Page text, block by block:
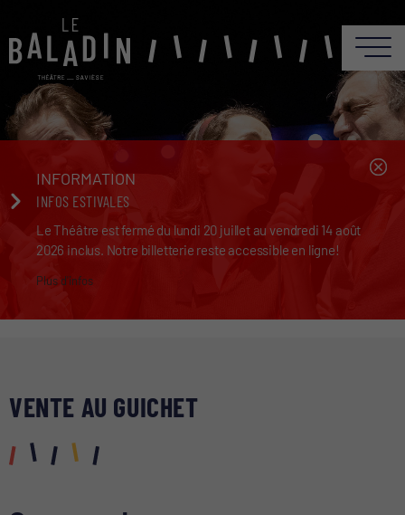
INFORMATION
INFOS ESTIVALES
Le Théâtre est fermé du lundi 20 juillet au vendredi 14 août
2026 inclus. Notre billetterie reste accessible en ligne!
Plus d'infos
VENTE AU GUICHET